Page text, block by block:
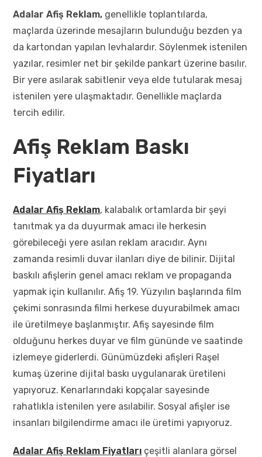
Adalar Afiş Reklam, genellikle toplantılarda,
maçlarda üzerinde mesajların bulunduğu bezden ya
da kartondan yapılan levhalardır. Söylenmek istenilen
yazılar, resimler net bir şekilde pankart üzerine basılır.
Bir yere asılarak sabitlenir veya elde tutularak mesaj
istenilen yere ulaşmaktadır. Genellikle maçlarda
tercih edilir.
Afiş Reklam Baskı
Fiyatları
Adalar Afiş Reklam, kalabalık ortamlarda bir şeyi
tanıtmak ya da duyurmak amacı ile herkesin
görebileceği yere asılan reklam aracıdır. Aynı
zamanda resimli duvar ilanları diye de bilinir. Dijital
baskılı afişlerin genel amacı reklam ve propaganda
yapmak için kullanılır. Afiş 19. Yüzyılın başlarında film
çekimi sonrasında filmi herkese duyurabilmek amacı
ile üretilmeye başlanmıştır. Afiş sayesinde film
olduğunu herkes duyar ve film gününde ve saatinde
izlemeye giderlerdi. Günümüzdeki afişleri Raşel
kumaş üzerine dijital baskı uygulanarak üretileni
yapıyoruz. Kenarlarındaki kopçalar sayesinde
rahatlıkla istenilen yere asılabilir. Sosyal afişler ise
insanları bilgilendirme amacı ile üretimi yapıyoruz.
Adalar Afiş Reklam Fiyatları çeşitli alanlara görsel